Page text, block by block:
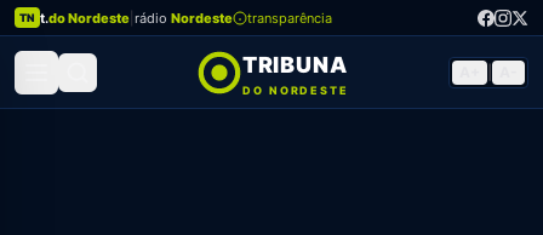
TN t.do Nordeste rádio Nordeste transparência
TRIBUNA
DO NORDESTE